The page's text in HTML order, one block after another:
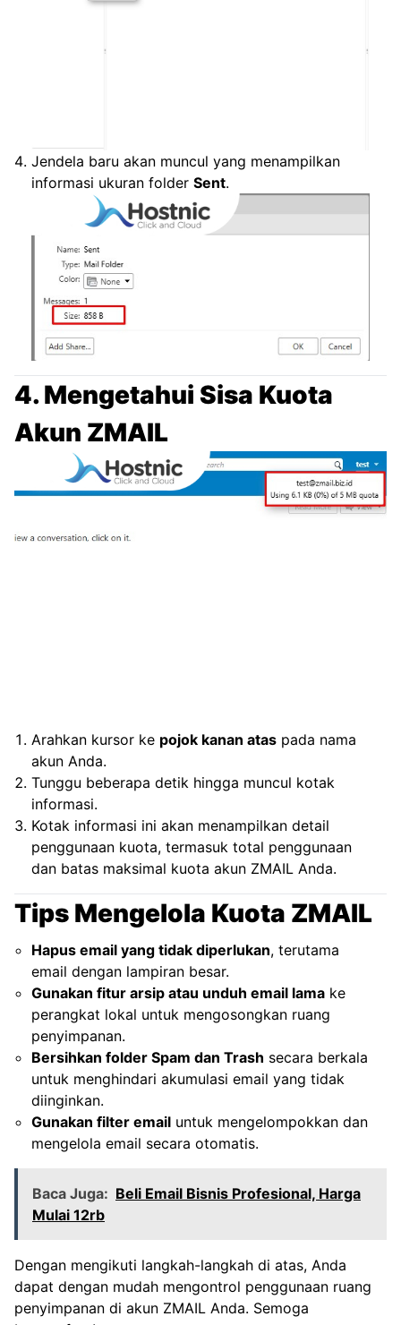
Jendela baru akan muncul yang menampilkan
informasi ukuran folderSent.
4. Mengetahui Sisa Kuota
Akun ZMAIL
Arahkan kursor ke pojok kanan atas pada nama
akun Anda.
Tunggu beberapa detik hingga muncul kotak
informasi.
Kotak informasi ini akan menampilkan detail
penggunaan kuota, termasuk total penggunaan
dan batas maksimal kuota akun ZMAIL Anda.
Tips Mengelola Kuota ZMAIL
Hapus email yang tidak diperlukan, terutama
email dengan lampiran besar.
Gunakan fitur arsip atau unduh email lama ke
perangkat lokal untuk mengosongkan ruang
penyimpanan.
Bersihkan folder Spam dan Trash secara berkala
untuk menghindari akumulasi email yang tidak
diinginkan.
Gunakan filter email untuk mengelompokkan dan
mengelola email secara otomatis.
Baca Juga: Beli Email Bisnis Profesional, Harga
Mulai 12rb
Dengan mengikuti langkah-langkah di atas, Anda
dapat dengan mudah mengontrol penggunaan ruang
penyimpanan di akun ZMAIL Anda. Semoga